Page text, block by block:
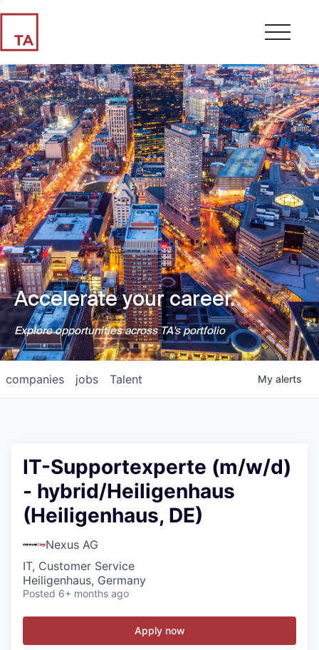
Accelerate your career.
Explore opportunities across TA's portfolio
jobs
companies Talent My alerts
IT-Supportexperte (m/w/d)
- hybrid/Heiligenhaus
(Heiligenhaus, DE)
Nexus AG
IT, Customer Service
Heiligenhaus, Germany
Posted 6+ months ago
Apply now